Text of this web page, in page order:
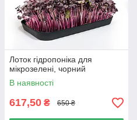
Лоток гідропоніка для
мікрозелені, чорний
В наявності
617,50 ₴ 650 ₴